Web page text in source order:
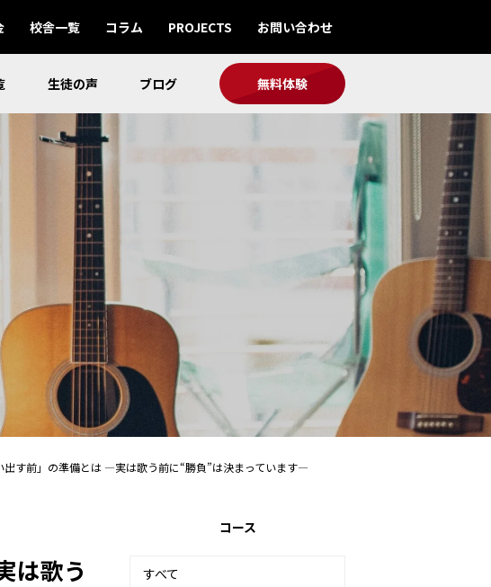
校舎一覧 コラム PROJECTS お問い合わせ
生徒の声 ブログ 無料体験
出す前」の準備とは ―実は歌う前に“勝負”は決まっています―
は歌う
コース
すべて